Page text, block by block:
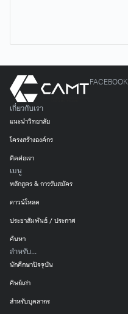
เกี่ยวกับเรา
แนะนำวิทยาลัย
โครงสร้างองค์กร
ติดต่อเรา
เมนู
หลักสูตร & การรับสมัคร
ดาวน์โหลด
ประชาสัมพันธ์ / ประกาศ
ค้นหา
สำหรับ...
นักศึกษาปัจจุบัน
ศิษย์เก่า
สำหรับบุคลากร
FACEBOOK